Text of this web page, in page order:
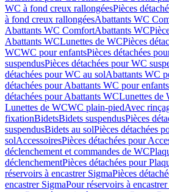
WC à fond creux rallongéesPièces
à fond creux rallongéesAbattants WC
Abattants WC ComfortAbattants WC
Abattants WCLunettes de WCPièces
WCWC pour enfantsPièces détachées
suspendusPièces détachées pour WC
détachées pour WC au solAbattants WC
détachées pour Abattants WC pour enfants
détachées pour Abattants WCLunettes de
Lunettes de WCWC plain-piedAvec
fixationBidetsBidets suspendusPièces
suspendusBidets au solPièces détachées
solAccessoiresPièces détachées pour
déclenchement et commandes de WC
déclenchementPièces détachées pour
réservoirs à encastrer SigmaPièces
encastrer SigmaPour réservoirs à